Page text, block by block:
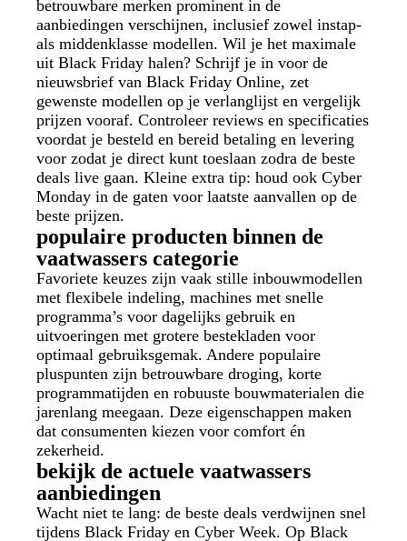
betrouwbare merken prominent in de
aanbiedingen verschijnen, inclusief zowel instap-
als middenklasse modellen. Wil je het maximale
uit Black Friday halen? Schrijf je in voor de
nieuwsbrief van Black Friday Online, zet
gewenste modellen op je verlanglijst en vergelijk
prijzen vooraf. Controleer reviews en specificaties
voordat je besteld en bereid betaling en levering
voor zodat je direct kunt toeslaan zodra de beste
deals live gaan. Kleine extra tip: houd ook Cyber
Monday in de gaten voor laatste aanvallen op de
beste prijzen.
populaire producten binnen de
vaatwassers categorie
Favoriete keuzes zijn vaak stille inbouwmodellen
met flexibele indeling, machines met snelle
programma’s voor dagelijks gebruik en
uitvoeringen met grotere bestekladen voor
optimaal gebruiksgemak. Andere populaire
pluspunten zijn betrouwbare droging, korte
programmatijden en robuuste bouwmaterialen die
jarenlang meegaan. Deze eigenschappen maken
dat consumenten kiezen voor comfort én
zekerheid.
bekijk de actuele vaatwassers
aanbiedingen
Wacht niet te lang: de beste deals verdwijnen snel
tijdens Black Friday en Cyber Week. Op Black